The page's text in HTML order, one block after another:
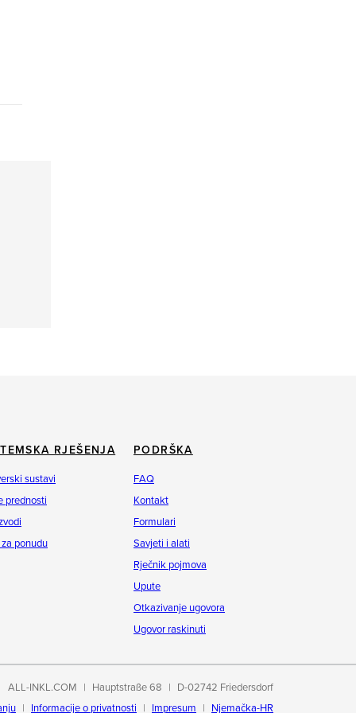
RJEŠENJA
sustavi
prednosti
ponudu
PODRŠKA
FAQ
Kontakt
Formulari
Savjeti i alati
Rječnik pojmova
Upute
Otkazivanje ugovora
Ugovor raskinuti
ALL-INKL.COM Hauptstraße 68
D-02742 Friedersdorf
Informacije o privatnosti Impresum Njemačka-HR